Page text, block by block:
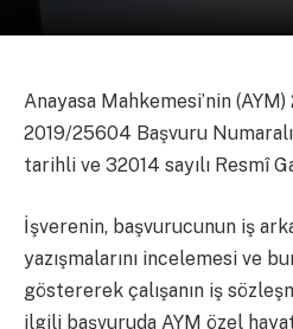
Anayasa Mahkemesi’nin
2019/25604 Başvuru Numaralı
tarihli ve 32014 sayılı Resmî
İşverenin, başvurucunun iş
yazışmalarını incelemesi ve
göstererek çalışanın iş
ilgili başvuruda AYM özel